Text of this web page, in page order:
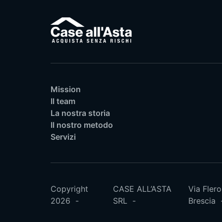
Mission
Il team
La nostra storia
Il nostro metodo
Servizi
Copyright
2026
CASE ALL’ASTA
SRL
Via
Brescia